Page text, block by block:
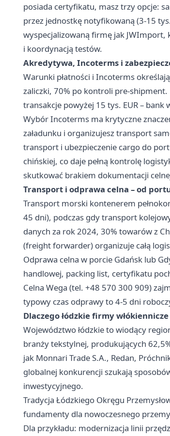
posiada certyfikatu, masz trzy opcje:
przez jednostkę notyfikowaną (3-15
wyspecjalizowaną firmę jak
i koordynacją testów.
Akredytywa, Incoterms i
Warunki płatności i Incoterms
zaliczki, 70% po kontroli pre-
transakcje powyżej 15 tys. EUR –
Wybór Incoterms ma krytyczne
załadunku i organizujesz transport
transport i ubezpieczenie cargo do
chińskiej, co daje pełną kontrolę
skutkować brakiem dokumentacji
Transport i odprawa celna – od
Transport morski kontenerem
45 dni), podczas gdy transport
danych za rok 2024, 30% towarów z
(freight forwarder) organizuje całą
Odprawa celna w porcie Gdańsk lub
handlowej, packing list, certyfikatu
Celna Wega (tel. +48 570 300 909)
typowy czas odprawy to 4-5 dni
Dlaczego łódzkie firmy
Województwo łódzkie to wiodący
branży tekstylnej, produkujących
jak Monnari Trade S.A., Redan,
globalnej konkurencji szukają
inwestycyjnego.
Tradycja Łódzkiego Okręgu
fundamenty dla nowoczesnego
Dla przykładu: modernizacja linii